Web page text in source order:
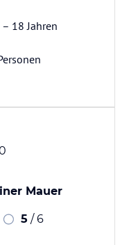
18 Jahren
Mauer
5 / 6